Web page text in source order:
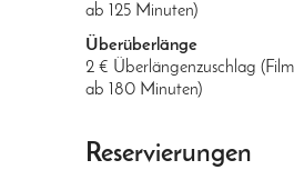
ab 125 Minuten)
Überüberlänge
2 € Überlängenzuschlag
ab 180 Minuten)
Reservierungen